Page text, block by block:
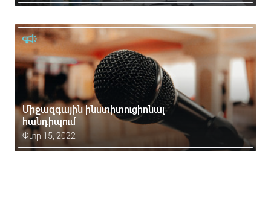
Միջազգային ինստիտուցիոնալ
հանդիպում
Փտր 15, 2022